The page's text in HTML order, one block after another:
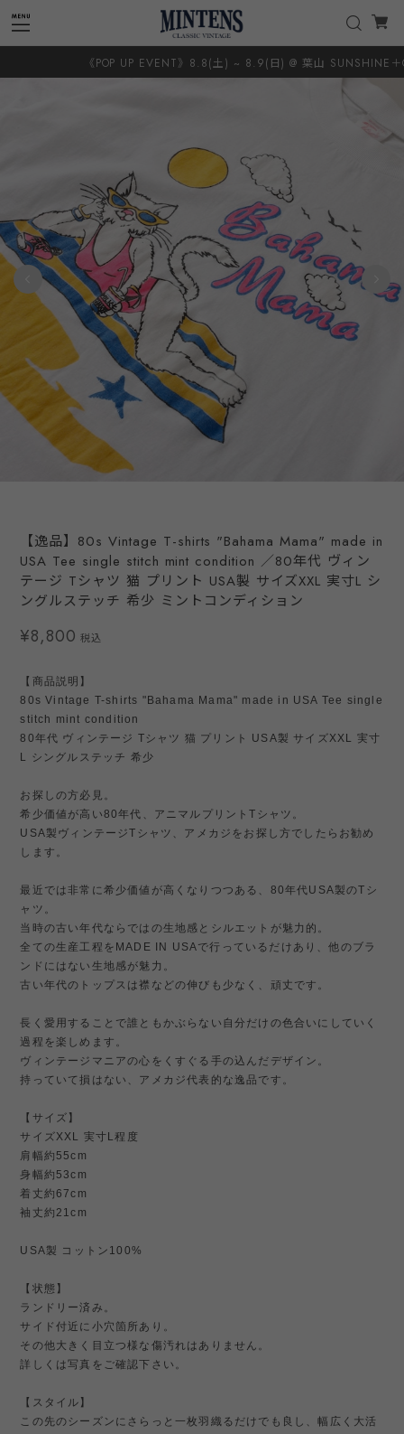
《POP UP EVENT》8.8(土) ~ 8.9(日) @ 葉山 SUNSHINE＋
【逸品】80s Vintage T-shirts "Bahama Mama" made in
USA Tee single stitch mint condition ／80年代 ヴィン
テージ Tシャツ 猫 プリント USA製 サイズXXL 実寸L シ
ングルステッチ 希少 ミントコンディション
¥8,800 税込
【商品説明】
80s Vintage T-shirts "Bahama Mama" made in USA Tee single
stitch mint condition
80年代 ヴィンテージ Tシャツ 猫 プリント USA製 サイズXXL 実寸
L シングルステッチ 希少
お探しの方必見。
希少価値が高い80年代、アニマルプリントTシャツ。
USA製ヴィンテージTシャツ、アメカジをお探し方でしたらお勧め
します。
最近では非常に希少価値が高くなりつつある、80年代USA製のTシ
ャツ。
当時の古い年代ならではの生地感とシルエットが魅力的。
全ての生産工程をMADE IN USAで行っているだけあり、他のブラ
ンドにはない生地感が魅力。
古い年代のトップスは襟などの伸びも少なく、頑丈です。
長く愛用することで誰ともかぶらない自分だけの色合いにしていく
過程を楽しめます。
ヴィンテージマニアの心をくすぐる手の込んだデザイン。
持っていて損はない、アメカジ代表的な逸品です。
【サイズ】
サイズXXL 実寸L程度
肩幅約55cm
身幅約53cm
着丈約67cm
袖丈約21cm
USA製 コットン100%
【状態】
ランドリー済み。
サイド付近に小穴箇所あり。
その他大きく目立つ様な傷汚れはありません。
詳しくは写真をご確認下さい。
【スタイル】
この先のシーズンにさらっと一枚羽織るだけでも良し、幅広く大活